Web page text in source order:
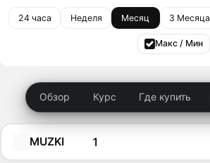
24 часа Неделя Месяц 3 Месяца
Макс / Мин
Обзор Курс Где купить
MUZKI